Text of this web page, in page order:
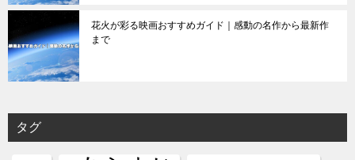
花火が彩る映画おすすめガイド｜感動の名作から最新作
まで
タグ